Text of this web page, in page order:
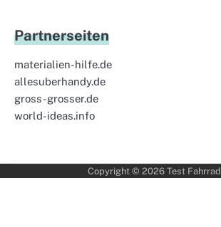
Partnerseiten
materialien-hilfe.de
allesuberhandy.de
gross-grosser.de
world-ideas.info
Copyright © 2026 Test Fahrrad